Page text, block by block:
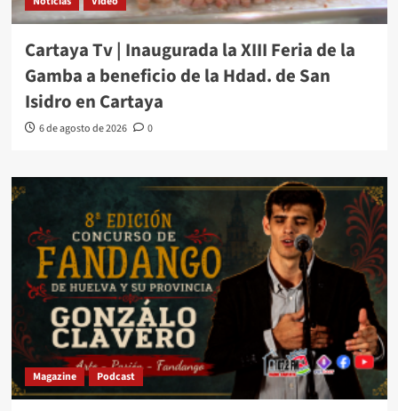
Cartaya Tv | Inaugurada la XIII Feria de la
Gamba a beneficio de la Hdad. de San
Isidro en Cartaya
6 de agosto de 2026 0
Magazine Podcast